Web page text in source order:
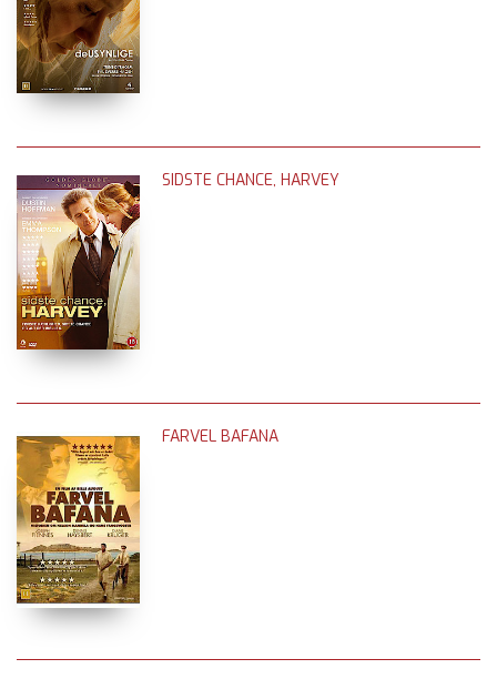
SIDSTE CHANCE, HARVEY
FARVEL BAFANA